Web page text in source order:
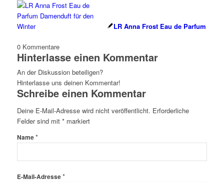
LR Anna Frost Eau de Parfum
0 Kommentare
Hinterlasse einen Kommentar
An der Diskussion beteiligen?
Hinterlasse uns deinen Kommentar!
Schreibe einen Kommentar
Deine E-Mail-Adresse wird nicht veröffentlicht. Erforderliche
Felder sind mit *markiert
Name*
E-Mail-Adresse*